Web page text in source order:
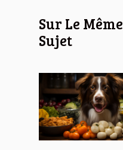
Sur Le Même
Sujet